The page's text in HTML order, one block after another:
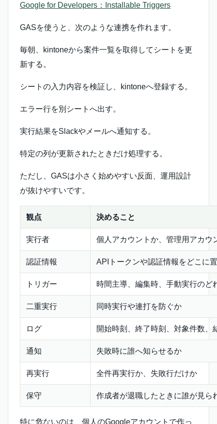
Google for Developers：Installable Triggers
GASを使うと、次のような連携を作れます。
毎朝、kintoneから案件一覧を取得してシートを更
新する。
シートの入力内容を検証し、kintoneへ登録する。
エラー行を別シートへ出す。
実行結果をSlackやメールへ通知する。
特定の列が更新されたときだけ処理する。
ただし、GASは小さく始めやすい反面、運用設計
が抜けやすいです。
観点 決めること
実行者 個人アカウントか、管理用アカウ
認証情報 APIトークンや認証情報をどこに
トリガー 時間主導、編集時、手動実行のど
二重実行 同時実行や連打を防ぐか
ログ 開始時刻、終了時刻、対象件数、
通知 失敗時に誰へ知らせるか
再実行 全件再実行か、失敗行だけか
保守 作成者が退職したときに誰が見ら
特に危ないのは、個人のGoogleアカウントで作っ